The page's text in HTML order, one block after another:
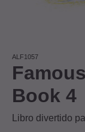
ALF1057
Book 4
Libro divertido